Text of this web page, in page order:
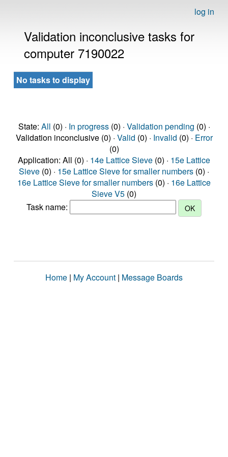
log in
Validation inconclusive tasks for
computer 7190022
No tasks to display
State: All (0) · In progress(0) · Validation pending (0) ·
Validation inconclusive (0) · Valid (0) · Invalid (0) · Error
(0)
Application: All (0) · 14e Lattice Sieve (0) · 15e Lattice
Sieve (0) · 15e Lattice Sieve for smaller numbers (0) ·
16e Lattice Sieve for smaller numbers (0) · 16e Lattice
Sieve V5 (0)
Task name:
Home | My Account | Message Boards